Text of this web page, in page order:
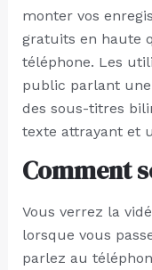
monter vos
gratuits en haute
téléphone. Les
public parlant
des sous-titres
texte attrayant et
Comment
Vous verrez la
lorsque vous
parlez au